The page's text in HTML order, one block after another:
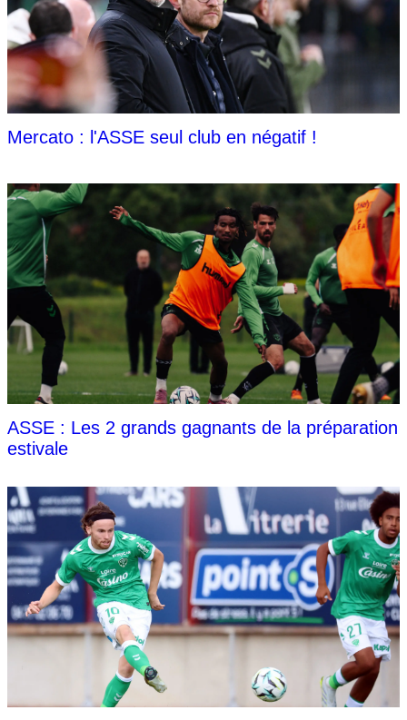
Mercato : l'ASSE seul club en négatif !
ASSE : Les 2 grands gagnants de la préparation
estivale